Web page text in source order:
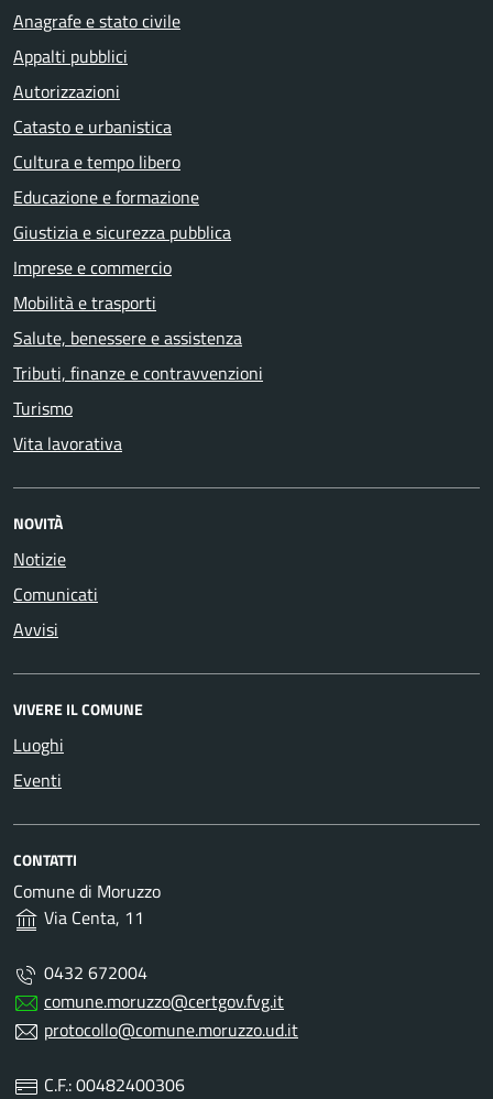
Anagrafe e stato civile
Appalti pubblici
Autorizzazioni
Catasto e urbanistica
Cultura e tempo libero
Educazione e formazione
Giustizia e sicurezza pubblica
Imprese e commercio
Mobilità e trasporti
Salute, benessere e assistenza
Tributi, finanze e contravvenzioni
Turismo
Vita lavorativa
NOVITÀ
Notizie
Comunicati
Avvisi
VIVERE IL COMUNE
Luoghi
Eventi
CONTATTI
Comune di Moruzzo
Via Centa, 11
0432 672004
comune.moruzzo@certgov.fvg.it
protocollo@comune.moruzzo.ud.it
C.F.: 00482400306